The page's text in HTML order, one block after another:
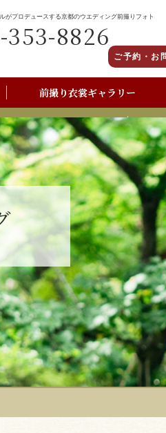
がプロデュースする京都のウエディング前撮りフォト
353-8826
ご予約・お
前撮り衣裳ギャラリー
翔苑店舗情報